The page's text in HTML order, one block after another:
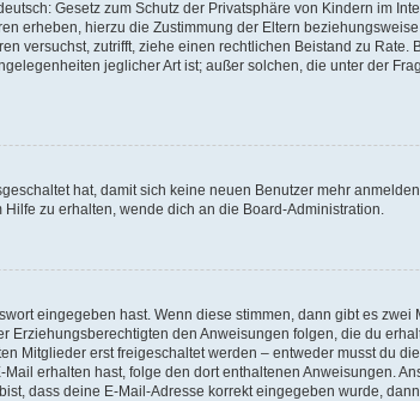
Gesetz zum Schutz der Privatsphäre von Kindern im
erheben, hierzu die Zustimmung der Eltern
versuchst, zutrifft, ziehe einen rechtlichen Beistand zu
jeglicher Art ist; außer solchen, die unter der
hat, damit sich keine neuen Benutzer mehr
zu erhalten, wende dich an die Board-Administration.
eingegeben hast. Wenn diese stimmen, dann gibt es zwei
Erziehungsberechtigten den Anweisungen folgen, die du
Mitglieder erst freigeschaltet werden – entweder musst du
erhalten hast, folge den dort enthaltenen Anweisungen.
dass deine E-Mail-Adresse korrekt eingegeben wurde,